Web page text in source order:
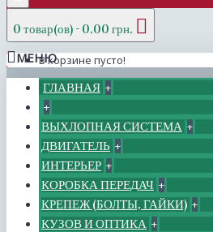
0 товар(ов) - 0.00 грн.
В корзине пусто!
МЕНЮ
ГЛАВНАЯ +
+
ВЫХЛОПНАЯ СИСТЕМА +
ДВИГАТЕЛЬ +
ИНТЕРЬЕР +
КОРОБКА ПЕРЕДАЧ +
КРЕПЕЖ (БОЛТЫ, ГАЙКИ) +
КУЗОВ И ОПТИКА +